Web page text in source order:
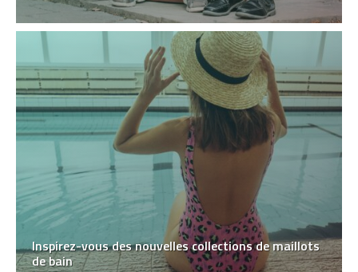
Inspirez-vous des nouvelles collections de maillots
de bain